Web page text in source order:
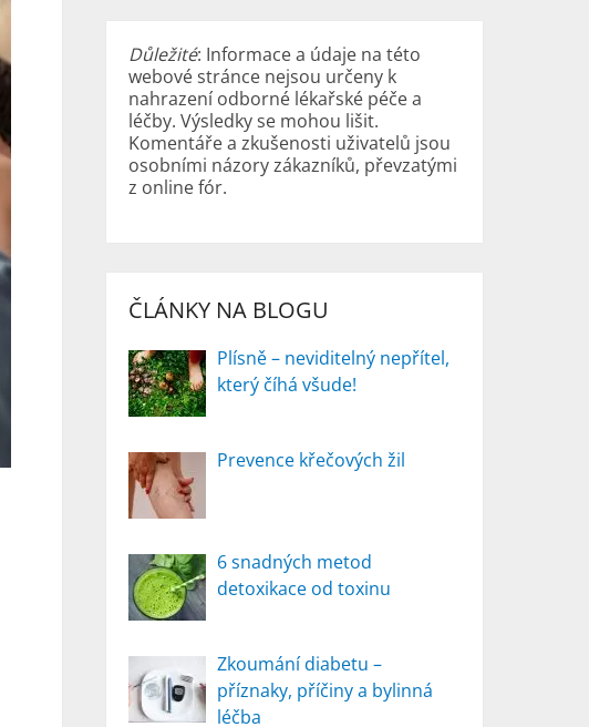
Důležité: Informace a údaje na této
webové stránce nejsou určeny k
nahrazení odborné lékařské péče a
léčby. Výsledky se mohou lišit.
Komentáře a zkušenosti uživatelů jsou
osobními názory zákazníků, převzatými
z online fór.
ČLÁNKY NA BLOGU
Plísně – neviditelný nepřítel,
který číhá všude!
Prevence křečových žil
6 snadných metod
detoxikace od toxinu
Zkoumání diabetu –
příznaky, příčiny a bylinná
léčba